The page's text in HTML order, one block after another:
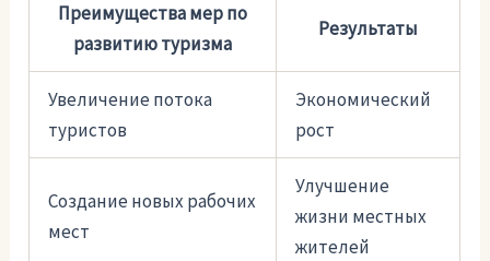
Преимущества мер по
развитию туризма
Результаты
Увеличение потока
туристов
Экономический
рост
Создание новых рабочих
мест
Улучшение
жизни местных
жителей